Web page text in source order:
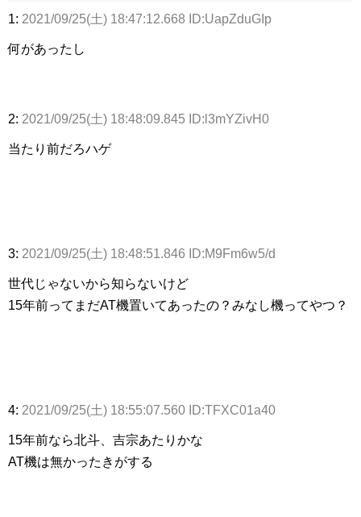
1: 2021/09/25(土) 18:47:12.668 ID:UapZduGIp
何があったし
2: 2021/09/25(土) 18:48:09.845 ID:l3mYZivH0
当たり前だろハゲ
3: 2021/09/25(土) 18:48:51.846 ID:M9Fm6w5/d
世代じゃないから知らないけど
15年前ってまだAT機置いてあったの？みなし機ってやつ？
4: 2021/09/25(土) 18:55:07.560 ID:TFXC01a40
15年前なら北斗、吉宗あたりかな
AT機は無かったきがする